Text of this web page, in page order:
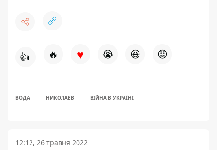
👍 🔥 ♥ 😭 😆 😡
ВОДА НИКОЛАЕВ ВІЙНА В УКРАЇНІ
12:12, 26 травня 2022